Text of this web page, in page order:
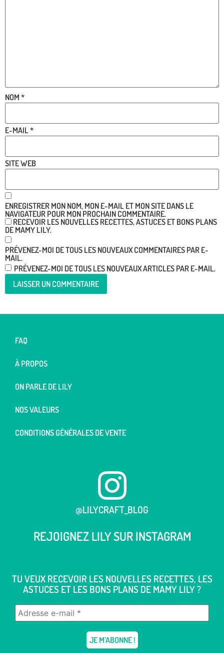
NOM *
E-MAIL*
SITE WEB
ENREGISTRER MON NOM, MON E-MAIL ET MON SITE DANS LE
NAVIGATEUR POUR MON PROCHAIN COMMENTAIRE.
RECEVOIR LES NOUVELLES RECETTES, ASTUCES ET BONS PLANS
DE MAMY LILY.
PRÉVENEZ-MOI DE TOUS LES NOUVEAUX COMMENTAIRES PAR E-
MAIL.
PRÉVENEZ-MOI DE TOUS LES NOUVEAUX ARTICLES PAR E-MAIL.
FAQ
À PROPOS
ON PARLE DE LILY
NOS VALEURS
CONDITIONS GÉNÉRALES DE VENTE
@LILYCRAFT_BLOG
REJOIGNEZ LILY SUR INSTAGRAM
TU VEUX RECEVOIR LES NOUVELLES RECETTES, LES
ASTUCES ET LES BONS PLANS DE MAMY LILY ?